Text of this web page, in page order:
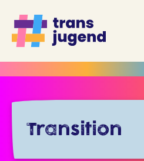
Inhalt
springen
Transition